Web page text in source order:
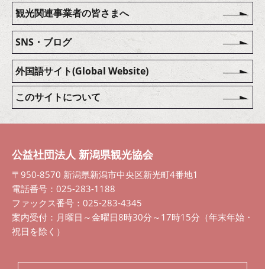
観光関連事業者の皆さまへ
SNS・ブログ
外国語サイト(Global Website)
このサイトについて
公益社団法人 新潟県観光協会
〒950-8570 新潟県新潟市中央区新光町4番地1
電話番号：025-283-1188
ファックス番号：025-283-4345
案内受付：月曜日～金曜日8時30分～17時15分（年末年始・
祝日を除く）